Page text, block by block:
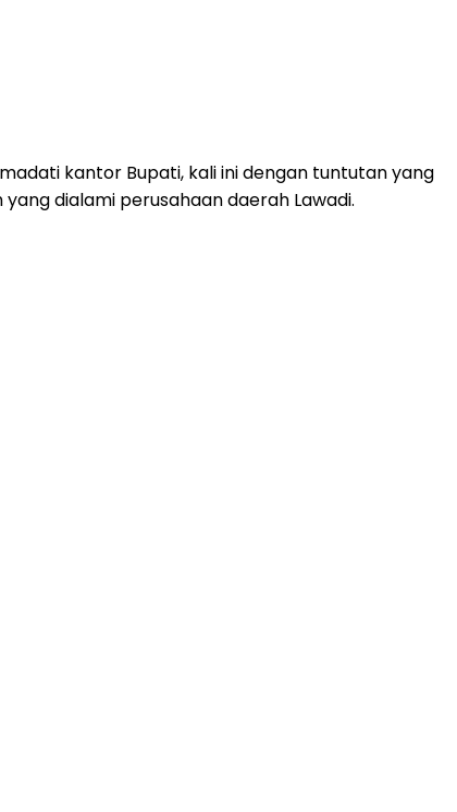
kantor Bupati, kali ini dengan tuntutan yang
dialami perusahaan daerah Lawadi.